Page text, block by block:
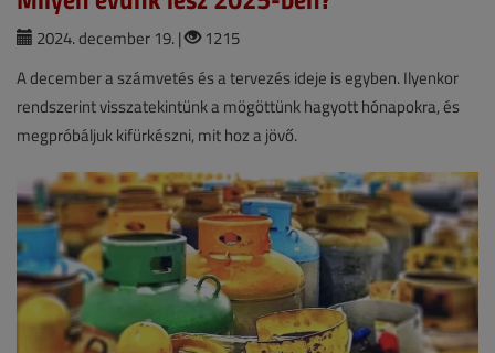
2024. december 19. |
1215
A december a számvetés és a tervezés ideje is egyben. Ilyenkor
rendszerint visszatekintünk a mögöttünk hagyott hónapokra, és
megpróbáljuk kifürkészni, mit hoz a jövő.